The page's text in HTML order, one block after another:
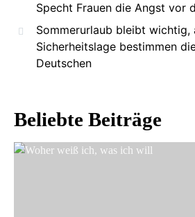
Specht Frauen die Angst vor
Sommerurlaub bleibt wichtig,
Sicherheitslage bestimmen
Deutschen
Beliebte Beiträge